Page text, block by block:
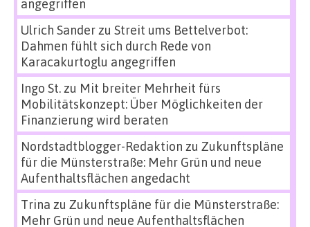
angegriffen
Ulrich Sanderzu Streit ums Bettelverbot:
Dahmen fühlt sich durch Rede von
Karacakurtoglu angegriffen
Ingo St.zu Mit breiter Mehrheit fürs
Mobilitätskonzept: Über Möglichkeiten der
Finanzierung wird beraten
Nordstadtblogger-Redaktion zu Zukunftspläne
für die Münsterstraße: Mehr Grün und neue
Aufenthaltsflächen angedacht
Trina zu Zukunftspläne für die Münsterstraße:
Mehr Grün und neue Aufenthaltsflächen